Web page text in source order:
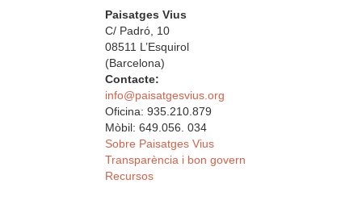
Paisatges Vius
C/ Padró, 10
08511 L’Esquirol
(Barcelona)
Contacte:
info@paisatgesvius.org
Oficina: 935.210.879
Mòbil: 649.056. 034
Sobre Paisatges Vius
Transparència i bon govern
Recursos